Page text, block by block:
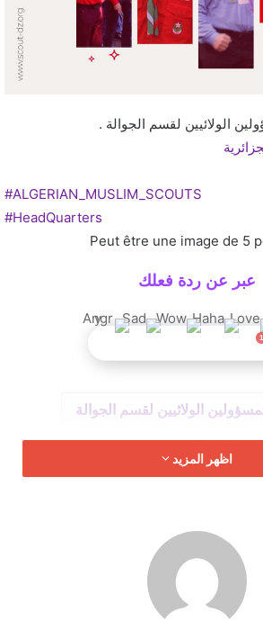
الولائيين لقسم الجوالة .
#ALGERIAN_MUSLIM_SCOUTS
#HeadQuarters
عبر عن ردة فعلك
الولائيين لقسم الجوالة
اظهر المزيد